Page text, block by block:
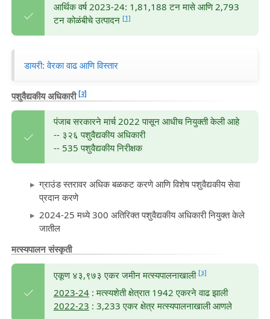
आर्थिक वर्ष 2023-24: 1,81,188 टन मासे आणि 2,793
टन कोळंबीचे उत्पादन[1]
डायरी: वेरका वाढ आणि विस्तार
पशुवैद्यकीय अधिकारी[२]
पंजाब सरकारने मार्च 2022 पासून आधीच नियुक्ती केली आहे
-- ३२६ पशुवैद्यकीय अधिकारी
-- 535 पशुवैद्यकीय निरीक्षक
ग्राउंड स्तरावर अधिक बळकट करणे आणि विशेष पशुवैद्यकीय सेवा
प्रदान करणे
2024-25 मध्ये 300 अतिरिक्त पशुवैद्यकीय अधिकारी नियुक्त केले
जातील
मत्स्यपालन संस्कृती
एकूण ४३,९७३ एकर जमीन मत्स्यपालनाखाली[३]
2023-24: मत्स्यशेती क्षेत्रात 1942 एकरने वाढ झाली
2022-23 : 3,233 एकर क्षेत्र मत्स्यपालनाखाली आणले